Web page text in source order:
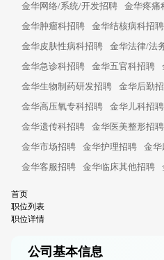
金华网络/系统/开发招聘
金华疼痛
金华肿瘤科招聘
金华结核病科招聘
金华皮肤性病科招聘
金华法律/法
金华急诊科招聘
金华五官科招聘
金华生物制药研发招聘
金华后勤
金华高压氧专科招聘
金华儿科招聘
金华遗传科招聘
金华医美整形招聘
金华市场招聘
金华护理招聘 金华
金华客服招聘
金华临床其他招聘
首页
职位列表
职位详情
公司基本信息